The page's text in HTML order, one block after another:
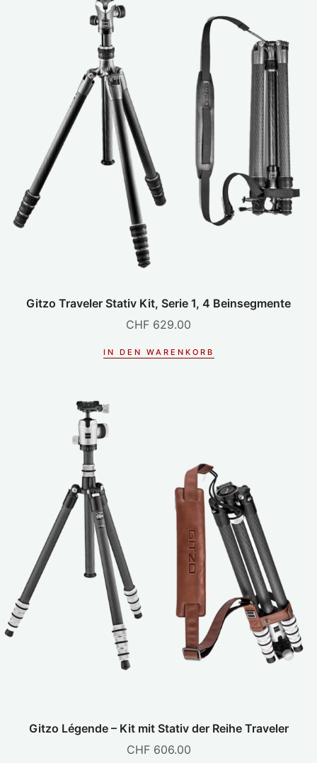
Gitzo Traveler Stativ Kit, Serie 1, 4 Beinsegmente
CHF 629.00
IN DEN WARENKORB
Gitzo Légende – Kit mit Stativ der Reihe Traveler
CHF606.00